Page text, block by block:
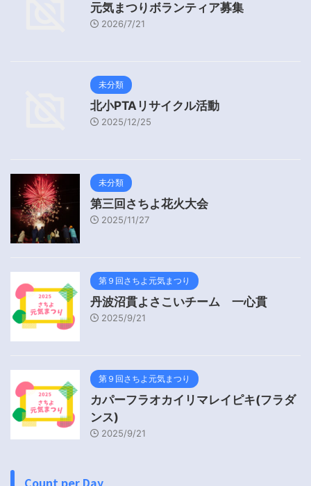
元気まつりボランティア募集
2026/7/21
未分類
北小PTAリサイクル活動
2025/12/25
未分類
第三回さちよ花火大会
2025/11/27
第９回さちよ元気まつり
丹波沼貫よさこいチーム 一心貫
2025/9/21
第９回さちよ元気まつり
カパーフラオカイリマレイピキ(フラダ
ンス)
2025/9/21